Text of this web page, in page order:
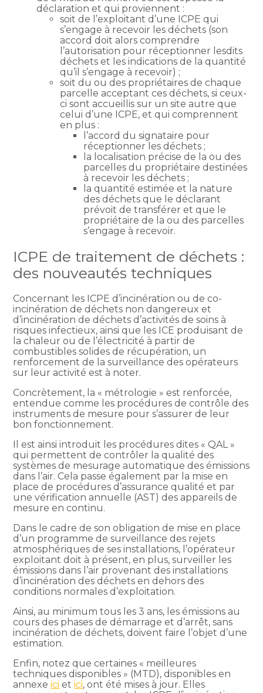
déclaration et qui proviennent :
soit de l’exploitant d’une ICPE qui
s’engage à recevoir les déchets (son
accord doit alors comprendre
l’autorisation pour réceptionner lesdits
déchets et les indications de la quantité
qu’il s’engage à recevoir) ;
soit du ou des propriétaires de chaque
parcelle acceptant ces déchets, si ceux-
ci sont accueillis sur un site autre que
celui d’une ICPE, et qui comprennent
en plus :
l’accord du signataire pour
réceptionner les déchets ;
la localisation précise de la ou des
parcelles du propriétaire destinées
à recevoir les déchets ;
la quantité estimée et la nature
des déchets que le déclarant
prévoit de transférer et que le
propriétaire de la ou des parcelles
s’engage à recevoir.
ICPE de traitement de déchets :
des nouveautés techniques
Concernant les ICPE d’incinération ou de co-
incinération de déchets non dangereux et
d’incinération de déchets d’activités de soins à
risques infectieux, ainsi que les ICE produisant de
la chaleur ou de l’électricité à partir de
combustibles solides de récupération, un
renforcement de la surveillance des opérateurs
sur leur activité est à noter.
Concrètement, la « métrologie » est renforcée,
entendue comme les procédures de contrôle des
instruments de mesure pour s’assurer de leur
bon fonctionnement.
Il est ainsi introduit les procédures dites « QAL »
qui permettent de contrôler la qualité des
systèmes de mesurage automatique des émissions
dans l’air. Cela passe également par la mise en
place de procédures d’assurance qualité et par
une vérification annuelle (AST) des appareils de
mesure en continu.
Dans le cadre de son obligation de mise en place
d’un programme de surveillance des rejets
atmosphériques de ses installations, l’opérateur
exploitant doit à présent, en plus, surveiller les
émissions dans l’air provenant des installations
d’incinération des déchets en dehors des
conditions normales d’exploitation.
Ainsi, au minimum tous les 3 ans, les émissions au
cours des phases de démarrage et d’arrêt, sans
incinération de déchets, doivent faire l’objet d’une
estimation.
Enfin, notez que certaines « meilleures
techniques disponibles » (MTD), disponibles en
annexeici etici, ont été mises à jour. Elles